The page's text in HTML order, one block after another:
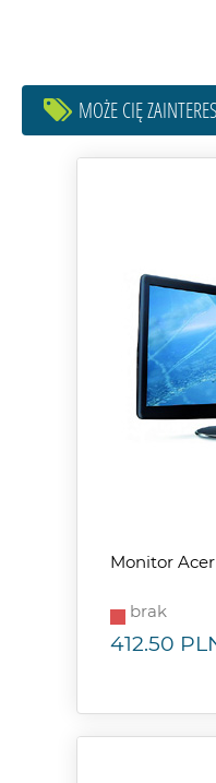
MOŻE CIĘ
Monitor Acer
brak
412.50